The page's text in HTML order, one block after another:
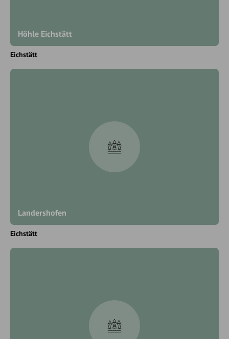
Höhle Eichstätt
Eichstätt
Landershofen
Eichstätt